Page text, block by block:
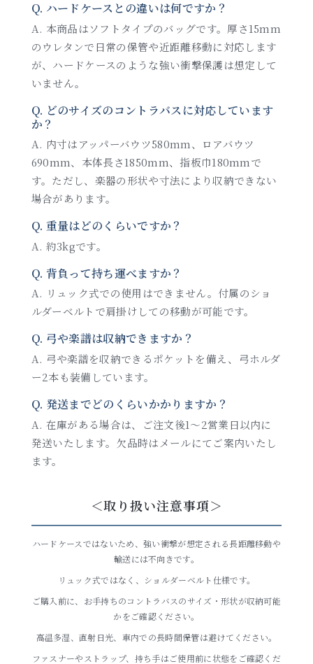
Q. ハードケースとの違いは何ですか？
A. 本商品はソフトタイプのバッグです。厚さ15mm
のウレタンで日常の保管や近距離移動に対応します
が、ハードケースのような強い衝撃保護は想定して
いません。
Q. どのサイズのコントラバスに対応しています
か？
A. 内寸はアッパーバウツ580mm、ロアバウツ
690mm、本体長さ1850mm、指板巾180mmで
す。ただし、楽器の形状や寸法により収納できない
場合があります。
Q. 重量はどのくらいですか？
A. 約3kgです。
Q. 背負って持ち運べますか？
A. リュック式での使用はできません。付属のショ
ルダーベルトで肩掛けしての移動が可能です。
Q. 弓や楽譜は収納できますか？
A. 弓や楽譜を収納できるポケットを備え、弓ホルダ
ー2本も装備しています。
Q. 発送までどのくらいかかりますか？
A. 在庫がある場合は、ご注文後1～2営業日以内に
発送いたします。欠品時はメールにてご案内いたし
ます。
＜取り扱い注意事項＞
ハードケースではないため、強い衝撃が想定される長距離移動や
輸送には不向きです。
リュック式ではなく、ショルダーベルト仕様です。
ご購入前に、お手持ちのコントラバスのサイズ・形状が収納可能
かをご確認ください。
高温多湿、直射日光、車内での長時間保管は避けてください。
ファスナーやストラップ、持ち手はご使用前に状態をご確認くだ